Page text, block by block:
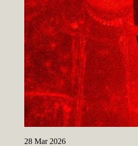
28 Mar 2026